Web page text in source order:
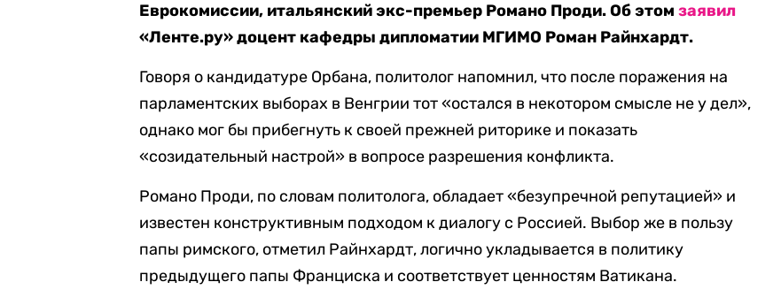
Еврокомиссии, итальянский экс-премьер Романо Проди. Об этомзаявил
«Ленте.ру» доцент кафедры дипломатии МГИМО Роман Райнхардт.
Говоря о кандидатуре Орбана, политолог напомнил, что после поражения на
парламентских выборах в Венгрии тот «остался в некотором смысле не у дел»,
однако мог бы прибегнуть к своей прежней риторике и показать
«созидательный настрой» в вопросе разрешения конфликта.
Романо Проди, по словам политолога, обладает «безупречной репутацией» и
известен конструктивным подходом к диалогу с Россией. Выбор же в пользу
папы римского, отметил Райнхардт, логично укладывается в политику
предыдущего папы Франциска и соответствует ценностям Ватикана.